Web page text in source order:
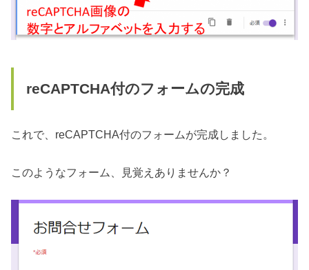
reCAPTCHA付のフォームの完成
これで、reCAPTCHA付のフォームが完成しました。
このようなフォーム、見覚えありませんか？